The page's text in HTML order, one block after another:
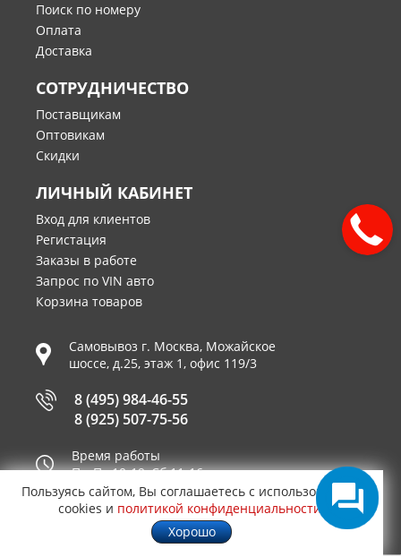
Поиск по номеру
Оплата
Доставка
СОТРУДНИЧЕСТВО
Поставщикам
Оптовикам
Скидки
ЛИЧНЫЙ КАБИНЕТ
Вход для клиентов
Регистация
Заказы в работе
Запрос по VIN авто
Корзина товаров
Самовывоз г. Москва, Можайское
шоссе, д.25, этаж 1, офис 119/3
8 (495) 984-46-55
8 (925) 507-75-56
Время работы
Пн-Пт 10-19, Сб 11-16
Принимаем к оплате
Пользуясь сайтом, Вы соглашаетесь с использованием
cookies и политикой конфиденциальности
Хорошо